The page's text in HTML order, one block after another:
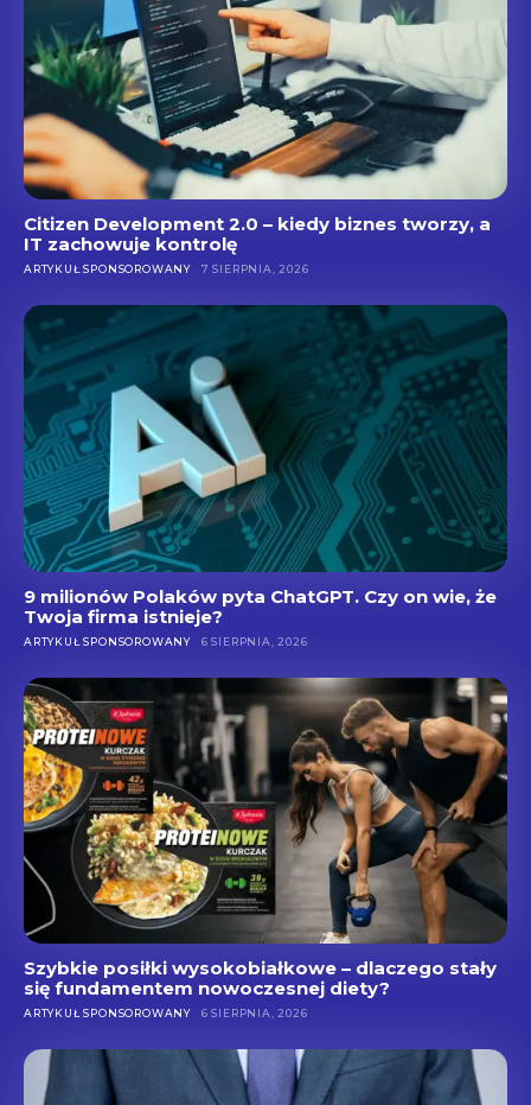
Citizen Development 2.0 – kiedy biznes tworzy, a
IT zachowuje kontrolę
ARTYKUŁ SPONSOROWANY 7 SIERPNIA, 2026
9 milionów Polaków pyta ChatGPT. Czy on wie, że
Twoja firma istnieje?
ARTYKUŁ SPONSOROWANY 6 SIERPNIA, 2026
Szybkie posiłki wysokobiałkowe – dlaczego stały
się fundamentem nowoczesnej diety?
ARTYKUŁ SPONSOROWANY 6 SIERPNIA, 2026